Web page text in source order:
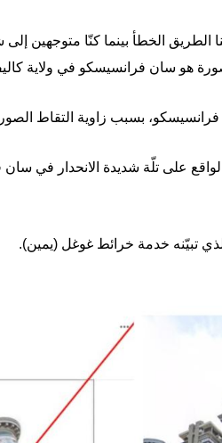
الخطأ بينما كنّا متوجهين
هو سان فرانسيسكو في ولاية
بسبب زاوية التقاط
على تلّة شديدة الانحدار في
تبيّنه خدمة خرائط غوغل (يمين).